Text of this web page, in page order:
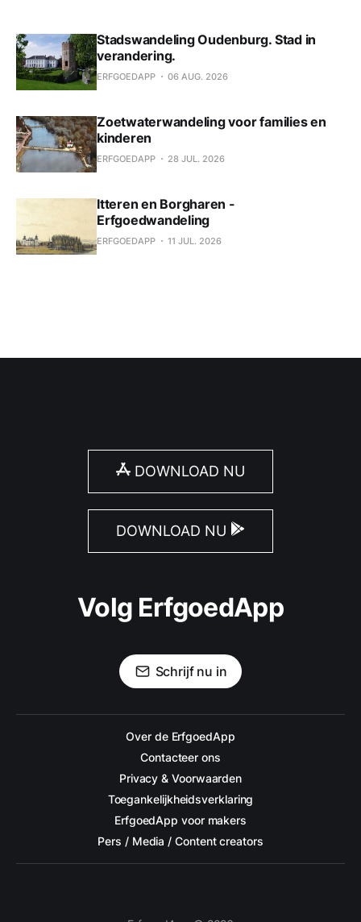
Stadswandeling Oudenburg. Stad in
verandering.
ERFGOEDAPP 06 AUG. 2026
Zoetwaterwandeling voor families en
kinderen
ERFGOEDAPP 28 JUL. 2026
Itteren en Borgharen -
Erfgoedwandeling
ERFGOEDAPP 11 JUL. 2026
DOWNLOAD NU
DOWNLOAD NU
Volg ErfgoedApp
Schrijf nu in
Over de ErfgoedApp
Contacteer ons
Privacy & Voorwaarden
Toegankelijkheidsverklaring
ErfgoedApp voor makers
Pers / Media / Content creators